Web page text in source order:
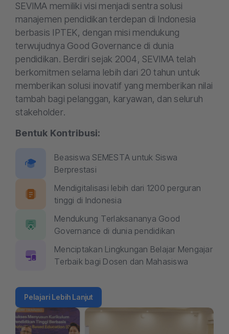
SEVIMA memiliki visi menjadi sentra solusi
manajemen pendidikan terdepan di Indonesia
berbasis IPTEK, dengan misi mendukung
terwujudnya Good Governance di dunia
pendidikan. Berdiri sejak 2004, SEVIMA telah
berkomitmen selama lebih dari 20 tahun untuk
memberikan solusi inovatif yang memberikan nilai
tambah bagi pelanggan, karyawan, dan seluruh
stakeholder.
Bentuk Kontribusi:
Beasiswa SEMESTA untuk Siswa
Berprestasi
Mendigitalisasi lebih dari 1200 perguran
tinggi di Indonesia
Mendukung Terlaksananya Good
Governance di dunia pendidikan
Menciptakan Lingkungan Belajar Mengajar
Terbaik bagi Dosen dan Mahasiswa
Pelajari Lebih Lanjut